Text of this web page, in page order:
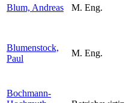
Blum, Andreas M. Eng.
Blumenstock,
Paul
M. Eng.
Bochmann-